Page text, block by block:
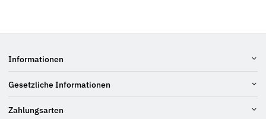
Informationen
Gesetzliche Informationen
Zahlungsarten